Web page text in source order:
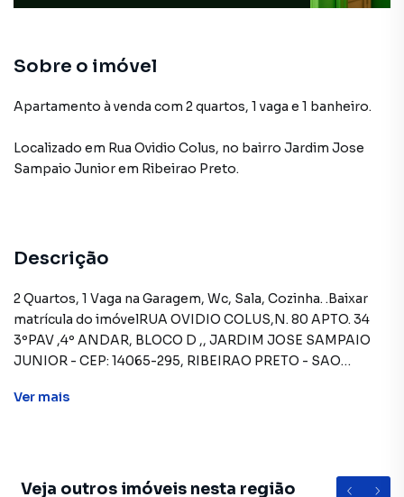
Sobre o imóvel
Apartamento à venda com 2 quartos, 1 vaga e 1 banheiro.
Localizado em Rua Ovidio Colus, no bairro Jardim Jose
Sampaio Juniorem Ribeirao Preto.
Descrição
2 Quartos, 1 Vaga na Garagem, Wc, Sala, Cozinha. .Baixar
matrícula do imóvelRUA OVIDIO COLUS,N. 80 APTO. 34
3ºPAV ,4º ANDAR, BLOCO D ,, JARDIM JOSE SAMPAIO
JUNIOR - CEP: 14065-295, RIBEIRAO PRETO - SAO
próprios. Permite utilização de FGTS. Consulte condições
(caso existam): Condomínio: Sob responsabilidade do
Ver mais
Veja outros imóveis nesta região